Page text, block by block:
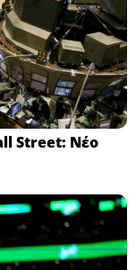
Street: Νέο